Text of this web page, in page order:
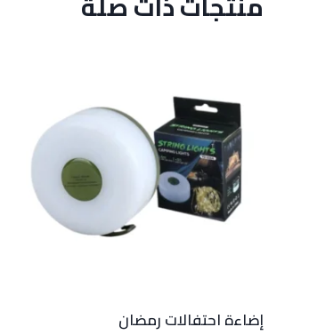
إضاءة احتفالات رمضان